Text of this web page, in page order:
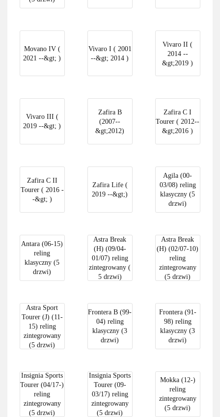
Movano IV (
2021 --&gt; )
Vivaro I ( 2001
--&gt; 2014 )
Vivaro II (
2014 --
&gt;2019 )
Vivaro III (
2019 --&gt; )
Zafira B
(2007--
&gt;2012)
Zafira C I
Tourer ( 2012--
&gt;2016 )
Zafira C II
Tourer ( 2016 -
-&gt; )
Zafira Life (
2019 --&gt;)
Agila (00-
03/08) reling
klasyczny (5
drzwi)
Antara (06-15)
reling
klasyczny (5
drzwi)
Astra Break
(H) (09/04-
01/07) reling
zintegrowany (
5 drzwi)
Astra Break
(H) (02/07-10)
reling
zintegrowany
(5 drzwi)
Astra Sport
Tourer (J) (11-
15) reling
zintegrowany
(5 drzwi)
Frontera B (99-
04) reling
klasyczny (3
drzwi)
Frontera (91-
98) reling
klasyczny (3
drzwi)
Insignia Sports
Tourer (04/17-)
reling
zintegrowany
(5 drzwi)
Insignia Sports
Tourer (09-
03/17) reling
zintegrowany
(5 drzwi)
Mokka (12-)
reling
zintegrowany
(5 drzwi)